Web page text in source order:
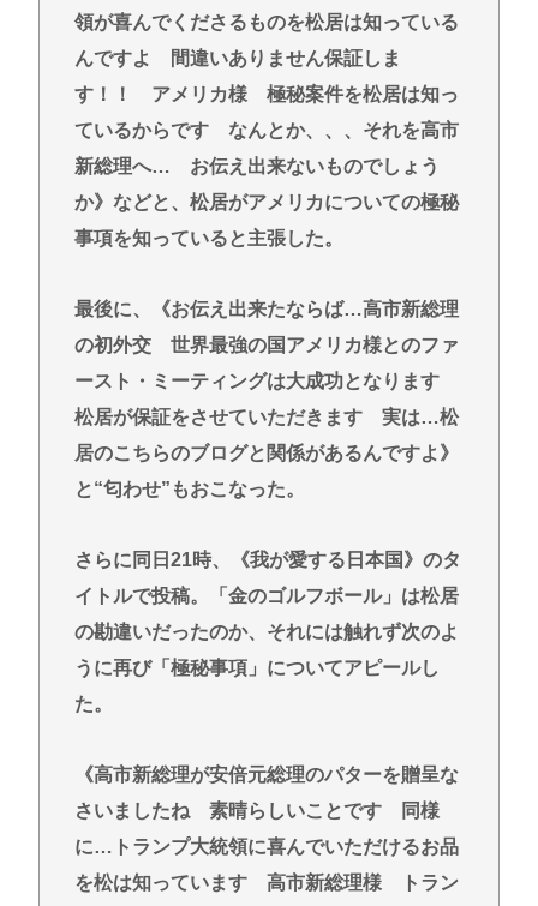
領が喜んでくださるものを松居は知っている
んですよ 間違いありません保証しま
す！！ アメリカ様 極秘案件を松居は知っ
ているからです なんとか、、、それを高市
新総理へ… お伝え出来ないものでしょう
か》などと、松居がアメリカについての極秘
事項を知っていると主張した。
最後に、《お伝え出来たならば…高市新総理
の初外交 世界最強の国アメリカ様とのファ
ースト・ミーティングは大成功となります
松居が保証をさせていただきます 実は…松
居のこちらのブログと関係があるんですよ》
と“匂わせ”もおこなった。
さらに同日21時、《我が愛する日本国》のタ
イトルで投稿。「金のゴルフボール」は松居
の勘違いだったのか、それには触れず次のよ
うに再び「極秘事項」についてアピールし
た。
《高市新総理が安倍元総理のパターを贈呈な
さいましたね 素晴らしいことです 同様
に…トランプ大統領に喜んでいただけるお品
を松は知っています 高市新総理様 トラン